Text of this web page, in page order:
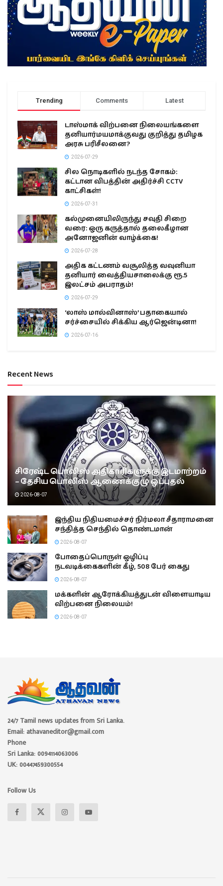
Trending Comments Latest
டாஸ்மாக் விற்பனை நிலையங்களை
தனியார்மயமாக்குவது குறித்து தமிழக
அரசு பரிசீலனை?
2026-07-29
சில நொடிகளில் நடந்த சோகம்:
கட்டான விபத்தின் அதிர்ச்சி CCTV
காட்சிகள்!
2026-07-31
கல்முனையிலிருந்து சவுதி சிறை
வரை: ஒரு கருத்தால் தலைகீழான
அனோஜனின் வாழ்க்கை!
2026-07-28
அதிக கட்டணம் வசூலித்த வவுனியா
தனியார் வைத்தியசாலைக்கு ரூ.5
இலட்சம் அபராதம்!
2026-07-29
‘லாஸ் மால்வினாஸ்’ பதாகையால்
சர்ச்சையில் சிக்கிய ஆர்ஜென்டினா!
2026-07-16
Recent News
சிரேஷ்ட பொலிஸ் அதிகாரிகளுக்கு இடமாற்றம்
– தேசிய பொலிஸ் ஆணைக்குழு ஒப்புதல்
2026-08-07
இந்திய நிதியமைச்சர் நிர்மலா சீதாராமனை
சந்தித்த செந்தில் தொண்டமான்
2026-08-07
போதைப்பொருள் ஒழிப்பு
நடவடிக்கைகளின் கீழ், 508 பேர் கைது
2026-08-07
மக்களின் ஆரோக்கியத்துடன் விளையாடிய
விற்பனை நிலையம்!
2026-08-07
24/7 Tamil news updates from Sri Lanka.
Email: athavaneditor@gmail.com
Phone
Sri Lanka: 0094114063006
UK: 00447459300554
Follow Us